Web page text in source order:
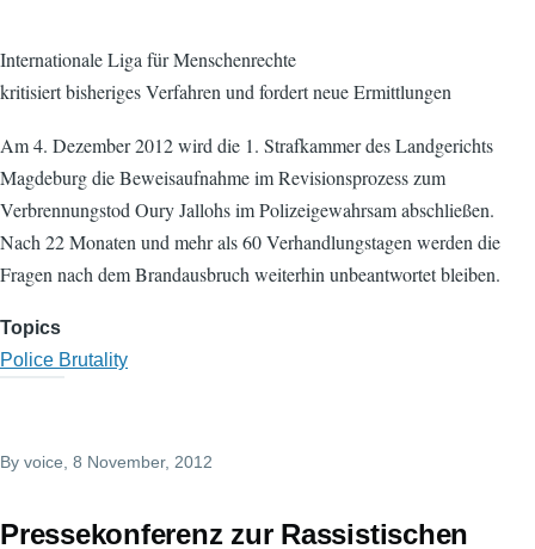
Internationale Liga für Menschenrechte
kritisiert bisheriges Verfahren und fordert neue Ermittlungen
Am 4. Dezember 2012 wird die 1. Strafkammer des Landgerichts
Magdeburg die Beweisaufnahme im Revisionsprozess zum
Verbrennungstod Oury Jallohs im Polizeigewahrsam abschließen.
Nach 22 Monaten und mehr als 60 Verhandlungstagen werden die
Fragen nach dem Brandausbruch weiterhin unbeantwortet bleiben.
Topics
Police Brutality
By voice, 8 November, 2012
Pressekonferenz zur Rassistischen